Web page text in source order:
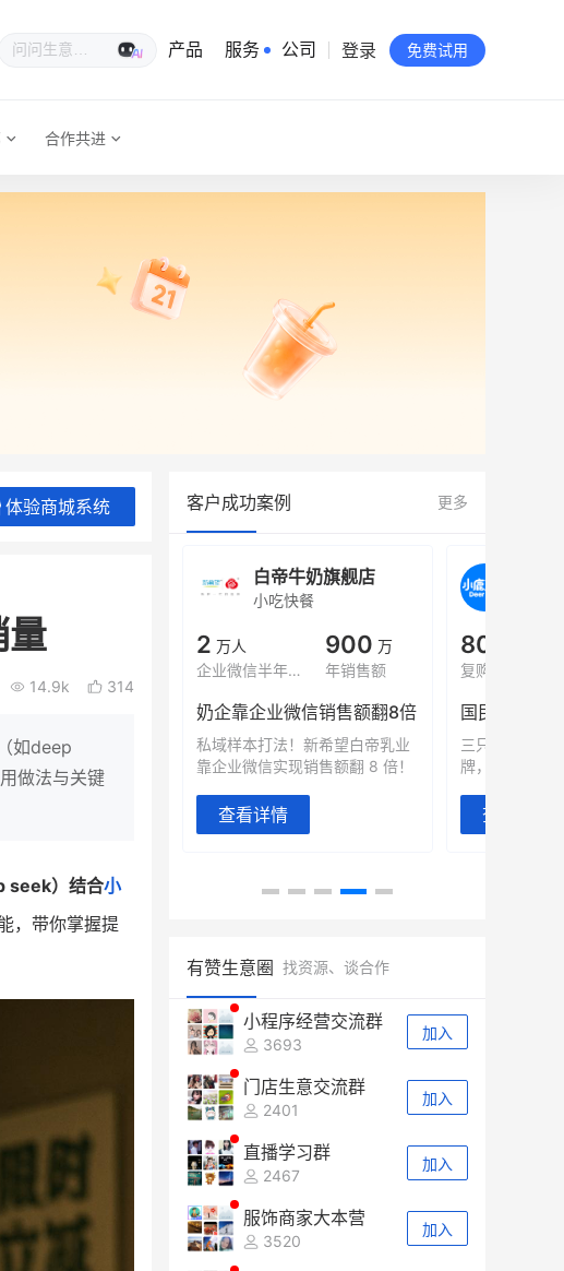
生意专家
产品 服务 公司
有赞公益
站点地图
登录 免费试用
合作共进
体验商城系统
量
14.9k 314
如deep
做法与关键
seek）结合小
，带你掌握提
客户成功案例 更多
种地，撬动2000万生
白帝牛奶旗舰店
小吃快餐
2 万人
企业微信半年拉新
900 万
年销售额
奶企靠企业微信销售额翻8倍
私域样本打法！新希望白帝乳业
靠企业微信实现销售额翻 8 倍！
查看详情
80%
复购率
国民品牌副
三只松鼠旗下
牌，22天便拿
查看详情
有赞生意圈 找资源、谈合作
小程序经营交流群
3693
加入
门店生意交流群
2401
加入
直播学习群
2467
加入
服饰商家大本营
3520
加入